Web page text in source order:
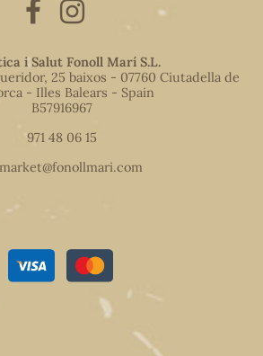
i Salut Fonoll Marí S.L.
25 baixos - 07760 Ciutadella de
- Illes Balears - Spain
B57916967
971 48 06 15